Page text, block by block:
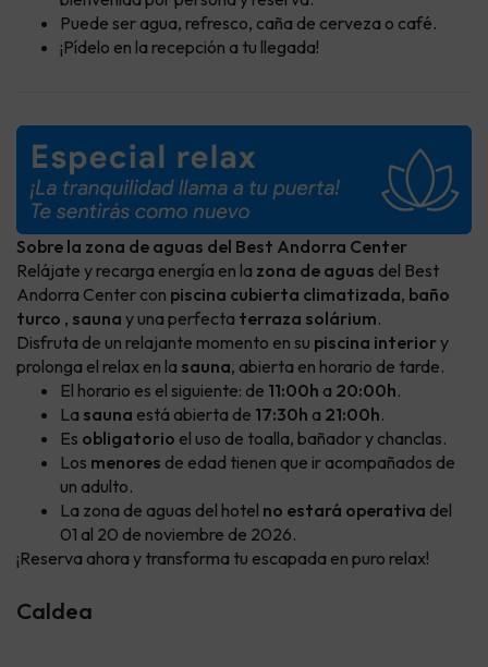
Puede ser agua, refresco, caña de cerveza o café.
¡Pídelo en la recepción a tu llegada!
Sobre la zona de aguas del Best Andorra Center
Relájate y recarga energía en la zona de aguas del Best
Andorra Center con piscina cubierta climatizada, baño
turco , sauna y una perfecta terraza solárium.
Disfruta de un relajante momento en su piscina interiory
prolonga el relax en la sauna, abierta en horario de tarde.
El horario es el siguiente: de 11:00h a 20:00h.
La sauna está abierta de 17:30h a 21:00h.
Es obligatorio el uso de toalla, bañador y chanclas.
Los menores de edad tienen que ir acompañados de
un adulto.
La zona de aguas del hotel no estará operativa del
01 al 20 de noviembre de 2026.
¡Reserva ahora y transforma tu escapada en puro relax!
Caldea